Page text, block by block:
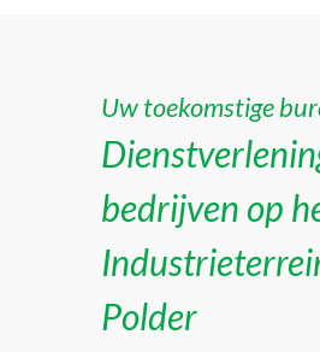
Uw toekomstige
bedrijven op
Polder